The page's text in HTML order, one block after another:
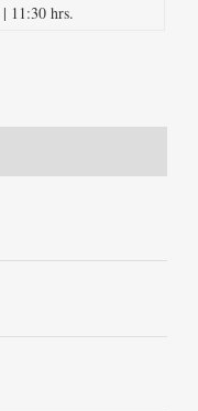
11:30 hrs.